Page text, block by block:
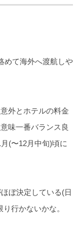
めて海外へ渡航しや
外とホテルの料金
味一番バランス良
(〜12月中旬)頃に
ぼ決定している(日
行かないかな。